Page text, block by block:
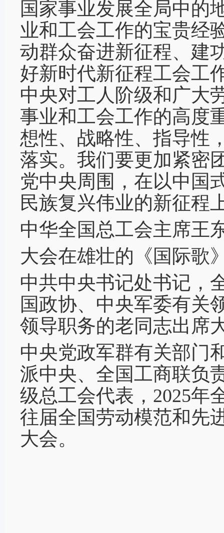
国家事业发展全局中的
业和工会工作的宝贵经
动群众奋进新征程、建
好新时代新征程工会工
中央对工人阶级和广大
事业和工会工作的高度
想性、战略性、指导性
落实。我们要更加紧密
党中央周围，在以中国
民族复兴伟业的新征程
中华全国总工会主席王
大会在雄壮的《国际歌
中共中央书记处书记，
国政协、中央军委有关
领导职务的老同志出席
中央党政军群有关部门
派中央、全国工商联负
级总工会代表，2025年
往届全国劳动模范和先
大会。